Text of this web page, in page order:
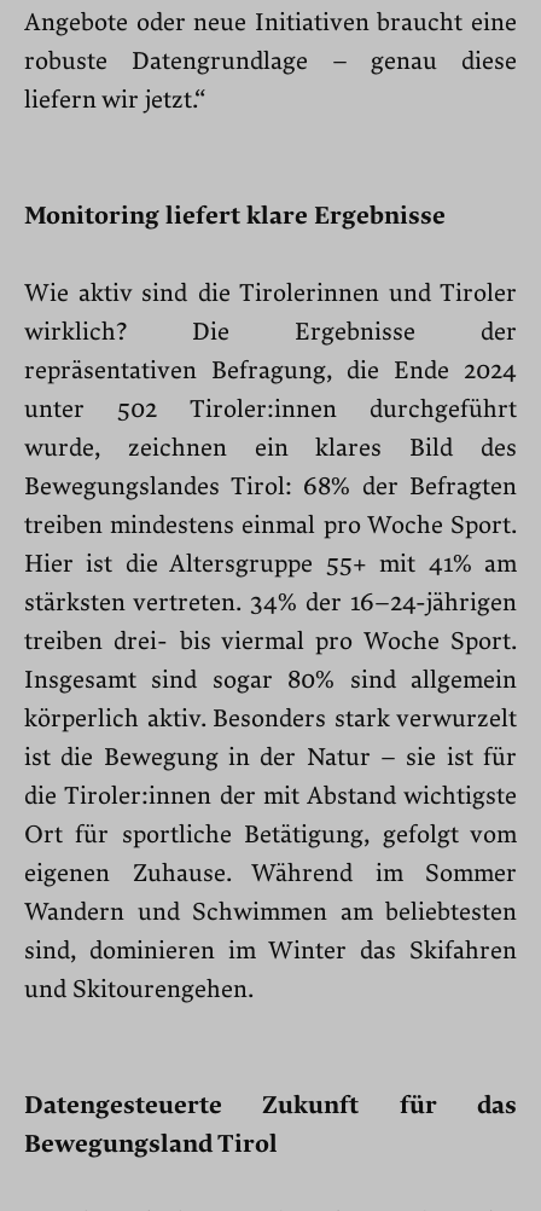
Angebote oder neue Initiativen braucht eine
robuste Datengrundlage – genau diese
liefern wir jetzt.“
Monitoring liefert klare Ergebnisse
Wie aktiv sind die Tirolerinnen und Tiroler
wirklich? Die Ergebnisse der
repräsentativen Befragung, die Ende 2024
unter 502 Tiroler:innen durchgeführt
wurde, zeichnen ein klares Bild des
Bewegungslandes Tirol: 68% der Befragten
treiben mindestens einmal pro Woche Sport.
Hier ist die Altersgruppe 55+ mit 41% am
stärksten vertreten. 34% der 16–24-jährigen
treiben drei- bis viermal pro Woche Sport.
Insgesamt sind sogar 80% sind allgemein
körperlich aktiv. Besonders stark verwurzelt
ist die Bewegung in der Natur – sie ist für
die Tiroler:innen der mit Abstand wichtigste
Ort für sportliche Betätigung, gefolgt vom
eigenen Zuhause. Während im Sommer
Wandern und Schwimmen am beliebtesten
sind, dominieren im Winter das Skifahren
und Skitourengehen.
Datengesteuerte Zukunft für das
Bewegungsland Tirol